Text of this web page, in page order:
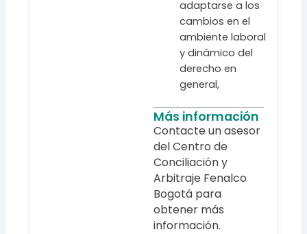
adaptarse a los
cambios en el
ambiente laboral
y dinámico del
derecho en
general,
Más información
Contacte un asesor
del Centro de
Conciliación y
Arbitraje Fenalco
Bogotá para
obtener más
información.